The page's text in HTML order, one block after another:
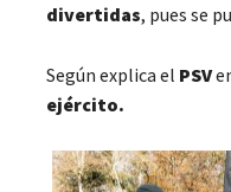
divertidas, pues se
Según explica el PSV
ejército.